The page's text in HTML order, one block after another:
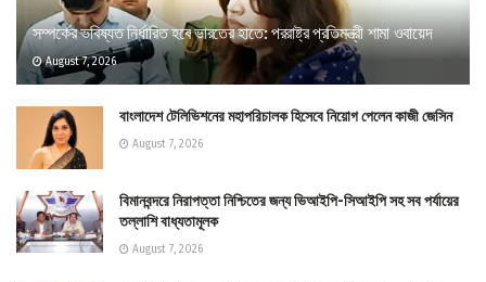
সম্পর্কের ভবিষ্যত নির্ধারিত হবে ভারতের হাতে: পররাষ্ট্র প্রতিমন্ত্রী শামা ওবায়েদ
August 7, 2026
বাংলাদেশ টেলিভিশনের মহাপরিচালক হিসেবে নিয়োগ পেলেন কাজী জেসিন
August 7, 2026
বিমানবন্দরে নিরাপত্তা নিশ্চিতের জন্য ভিআইপি-সিআইপি সহ সব পর্যায়ের
তল্লাশি বাধ্যতামূলক
August 7, 2026